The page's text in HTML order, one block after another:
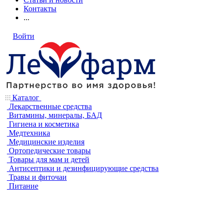
Контакты
...
Войти
Каталог
Лекарственные средства
Витамины, минералы, БАД
Гигиена и косметика
Медтехника
Медицинские изделия
Ортопедические товары
Товары для мам и детей
Антисептики и дезинфицирующие средства
Травы и фиточаи
Питание